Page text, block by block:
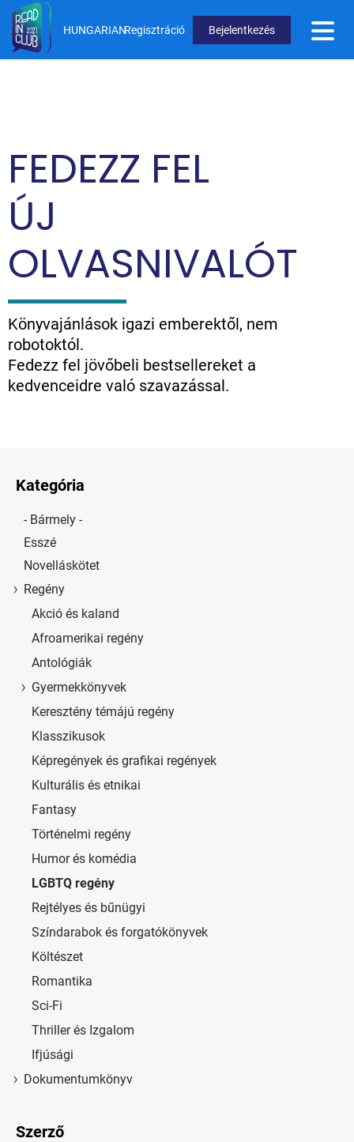
Ugrás
tartalomra
HUNGARIAN
User
in
Regisztráció Bejelentkezés
FEDEZZ FEL
ÚJ
OLVASNIVALÓT
Könyvajánlások igazi emberektől, nem
robotoktól.
Fedezz fel jövőbeli bestsellereket a
kedvenceidre való szavazással.
Kategória
- Bármely -
Esszé
Novelláskötet
Regény
Akció és kaland
Afroamerikai regény
Antológiák
Gyermekkönyvek
Keresztény témájú regény
Klasszikusok
Képregények és grafikai regények
Kulturális és etnikai
Fantasy
Történelmi regény
Humor és komédia
LGBTQ regény
Rejtélyes és bűnügyi
Színdarabok és forgatókönyvek
Költészet
Romantika
Sci-Fi
Thriller és Izgalom
Ifjúsági
Dokumentumkönyv
Szerző